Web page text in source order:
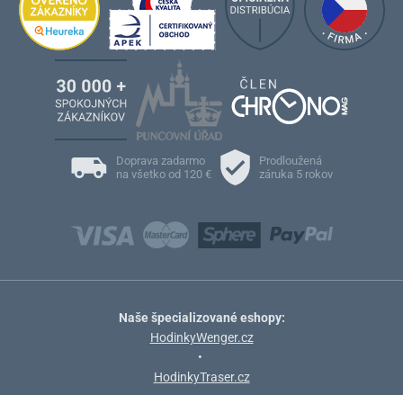
Doprava zadarmo
na všetko od 120 €
Prodloužená
záruka 5 rokov
Naše špecializované eshopy:
HodinkyWenger.cz
•
HodinkyTraser.cz